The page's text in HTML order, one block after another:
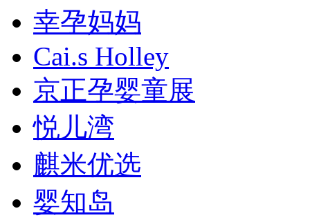
幸孕妈妈
Cai.s Holley
京正孕婴童展
悦儿湾
麒米优选
婴知岛